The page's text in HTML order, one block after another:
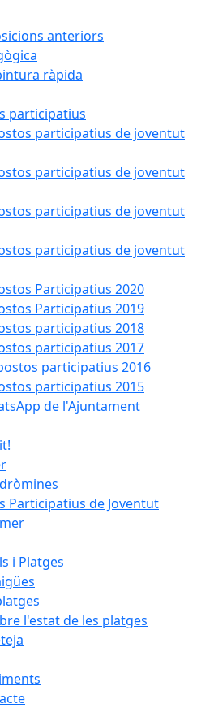
anteriors
ràpida
participatius
participatius de joventut
participatius de joventut
participatius de joventut
participatius de joventut
Participatius 2020
Participatius 2019
participatius 2018
participatius 2017
participatius 2016
participatius 2015
de l'Ajuntament
Participatius de Joventut
i Platges
l'estat de les platges